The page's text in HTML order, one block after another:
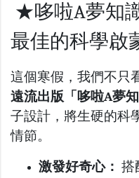
★哆啦A夢知
最佳的科學啟
這個寒假，我們不只
遠流出版「哆啦A夢
子設計，將生硬的科
情節。
激發好奇心： 搭